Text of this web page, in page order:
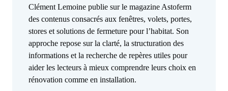
Clément Lemoine publie sur le magazine Astoferm
des contenus consacrés aux fenêtres, volets, portes,
stores et solutions de fermeture pour l’habitat. Son
approche repose sur la clarté, la structuration des
informations et la recherche de repères utiles pour
aider les lecteurs à mieux comprendre leurs choix en
rénovation comme en installation.